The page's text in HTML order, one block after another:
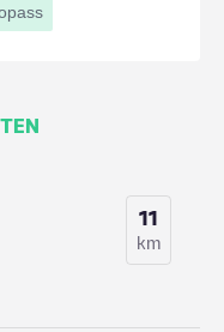
11
km